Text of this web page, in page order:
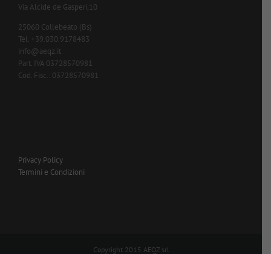
Via Alcide de Gasperi,10
25060 Collebeato (Bs)
Tel. +39.030.9178483
info@aeqz.it
Part. IVA 03728570981
Cod. Fisc.: 03728570981
Privacy Policy
Termini e Condizioni
Copyright 2015 AEQZ srl